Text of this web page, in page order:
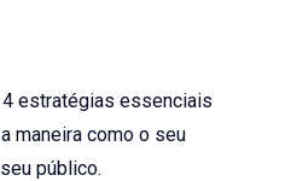
estratégias essenciais
maneira como o seu
público.